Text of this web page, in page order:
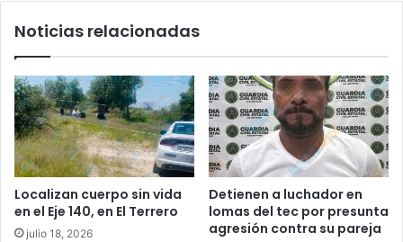
Noticias relacionadas
Localizan cuerpo sin vida
en el Eje 140, en El Terrero
julio 18, 2026
Detienen a luchador en
lomas del tec por presunta
agresión contra su pareja